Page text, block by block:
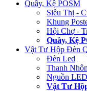
Quầy, Kệ POSM
Siêu Thị -
Khung
Hội Chợ -
Quầy, Kệ
Vật Tư Hộp Đèn
Đèn Led
Thanh
Nguồn
Vật Tư